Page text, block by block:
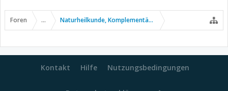
Foren ... Naturheilkunde, Komplementär- u. Alternativmedizin
Kontakt Hilfe Nutzungsbedingungen